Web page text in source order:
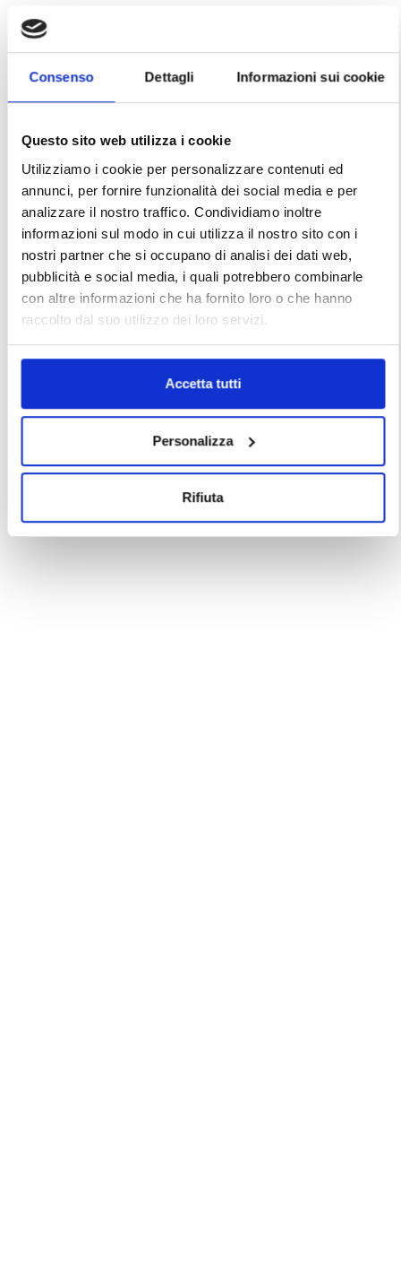
Consenso Dettagli Informazioni sui cookie
Questo sito web utilizza i cookie
Utilizziamo i cookie per personalizzare contenuti ed
annunci, per fornire funzionalità dei social media e per
analizzare il nostro traffico. Condividiamo inoltre
informazioni sul modo in cui utilizza il nostro sito con i
nostri partner che si occupano di analisi dei dati web,
pubblicità e social media, i quali potrebbero combinarle
con altre informazioni che ha fornito loro o che hanno
raccolto dal suo utilizzo dei loro servizi.
Accetta tutti
Personalizza
Rifiuta